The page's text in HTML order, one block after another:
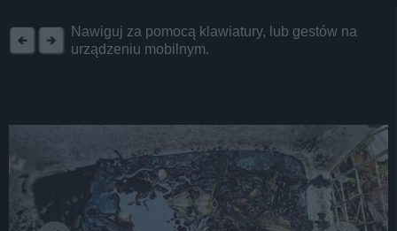
Nawiguj za pomocą klawiatury, lub gestów na
urządzeniu mobilnym.